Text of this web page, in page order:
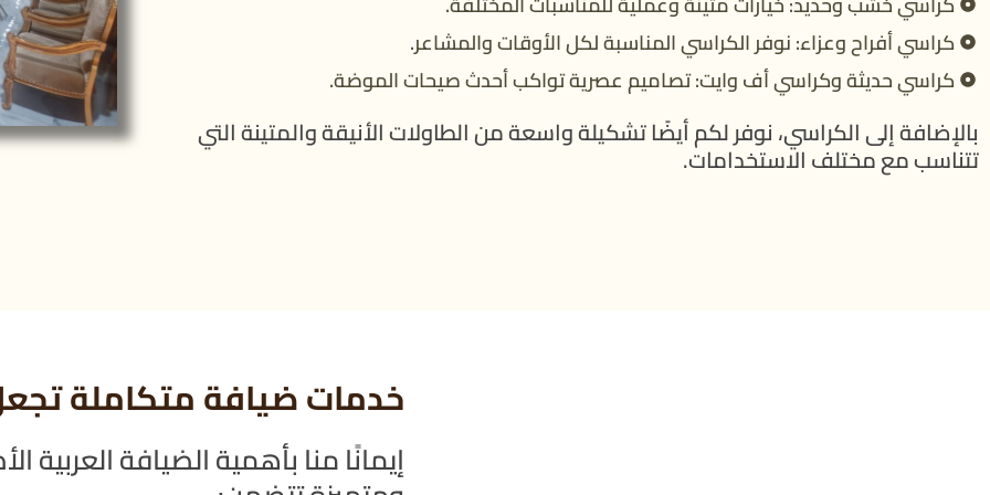
كراسي أفراح وعزاء: نوفر الكراسي المناسبة لكل الأوقات والمشاعر.
كراسي حديثة وكراسي أف وايت: تصاميم عصرية تواكب أحدث صيحات الموضة.
بالإضافة إلى الكراسي، نوفر لكم أيضًا تشكيلة واسعة من الطاولات الأنيقة والمتينة التي
تتناسب مع مختلف الاستخدامات.
خدمات ضيافة متكاملة
إيمانًا منا بأهمية الضيافة